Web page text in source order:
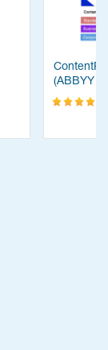
(ABBYY